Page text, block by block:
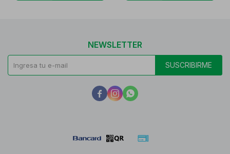
NEWSLETTER
SUSCRIBIRME
  